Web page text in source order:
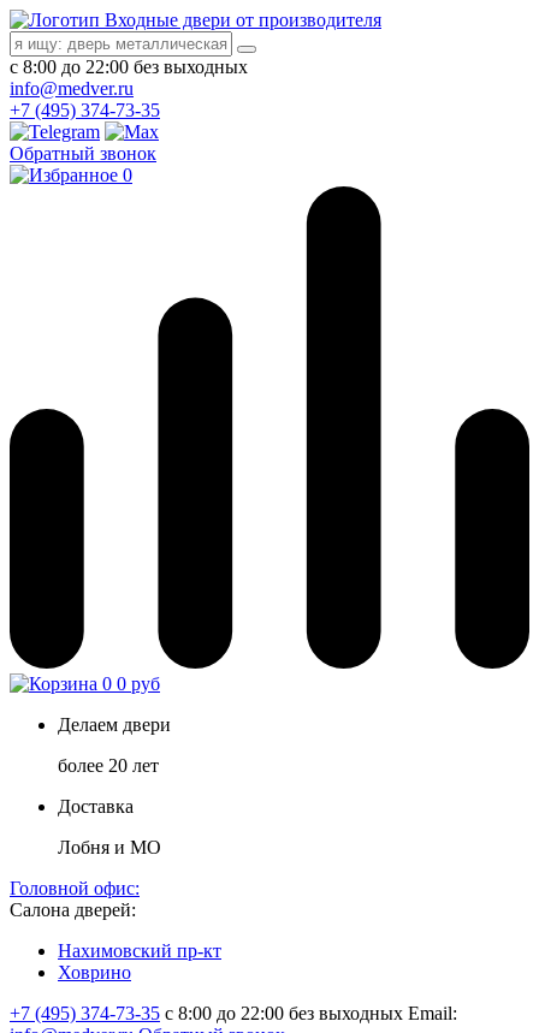
Входные двери от производителя
с 8:00 до 22:00 без выходных
info@medver.ru
+7 (495) 374-73-35
Обратный звонок
0
0 0 руб
Делаем двери
более 20 лет
Доставка
Лобня и МО
Головной офис:
Салона дверей:
Нахимовский пр-кт
Ховрино
+7 (495) 374-73-35 с 8:00 до 22:00 без выходных Email: